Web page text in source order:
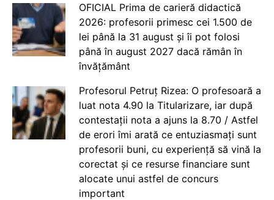
OFICIAL Prima de carieră didactică
2026: profesorii primesc cei 1.500 de
lei până la 31 august și îi pot folosi
până în august 2027 dacă rămân în
învățământ
Profesorul Petruț Rizea: O profesoară a
luat nota 4.90 la Titularizare, iar după
contestații nota a ajuns la 8.70 / Astfel
de erori îmi arată ce entuziasmați sunt
profesorii buni, cu experiență să vină la
corectat și ce resurse financiare sunt
alocate unui astfel de concurs
important